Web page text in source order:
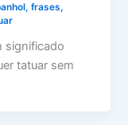
,frases,
significado
tatuar sem